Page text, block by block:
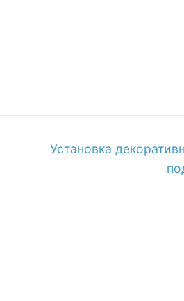
Следующая
Установка